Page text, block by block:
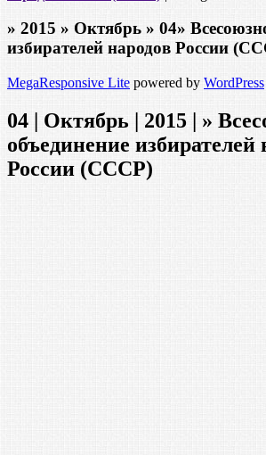
» 2015 » Октябрь » 04»
избирателей народов России
MegaResponsive Lite powered by WordPress
04 | Октябрь | 2015 | »
объединение избирателей
России (СССР)